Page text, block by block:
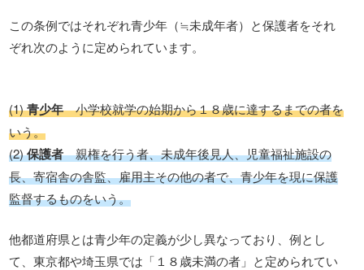
この条例ではそれぞれ青少年（≒未成年者）と保護者をそれ
ぞれ次のように定められています。
(1)青少年小学校就学の始期から１８歳に達するまでの者を
いう。
(2)保護者親権を行う者、未成年後見人、児童福祉施設の
長、寄宿舎の舎監、雇用主その他の者で、青少年を現に保護
監督するものをいう。
他都道府県とは青少年の定義が少し異なっており、例とし
て、東京都や埼玉県では「１８歳未満の者」と定められてい